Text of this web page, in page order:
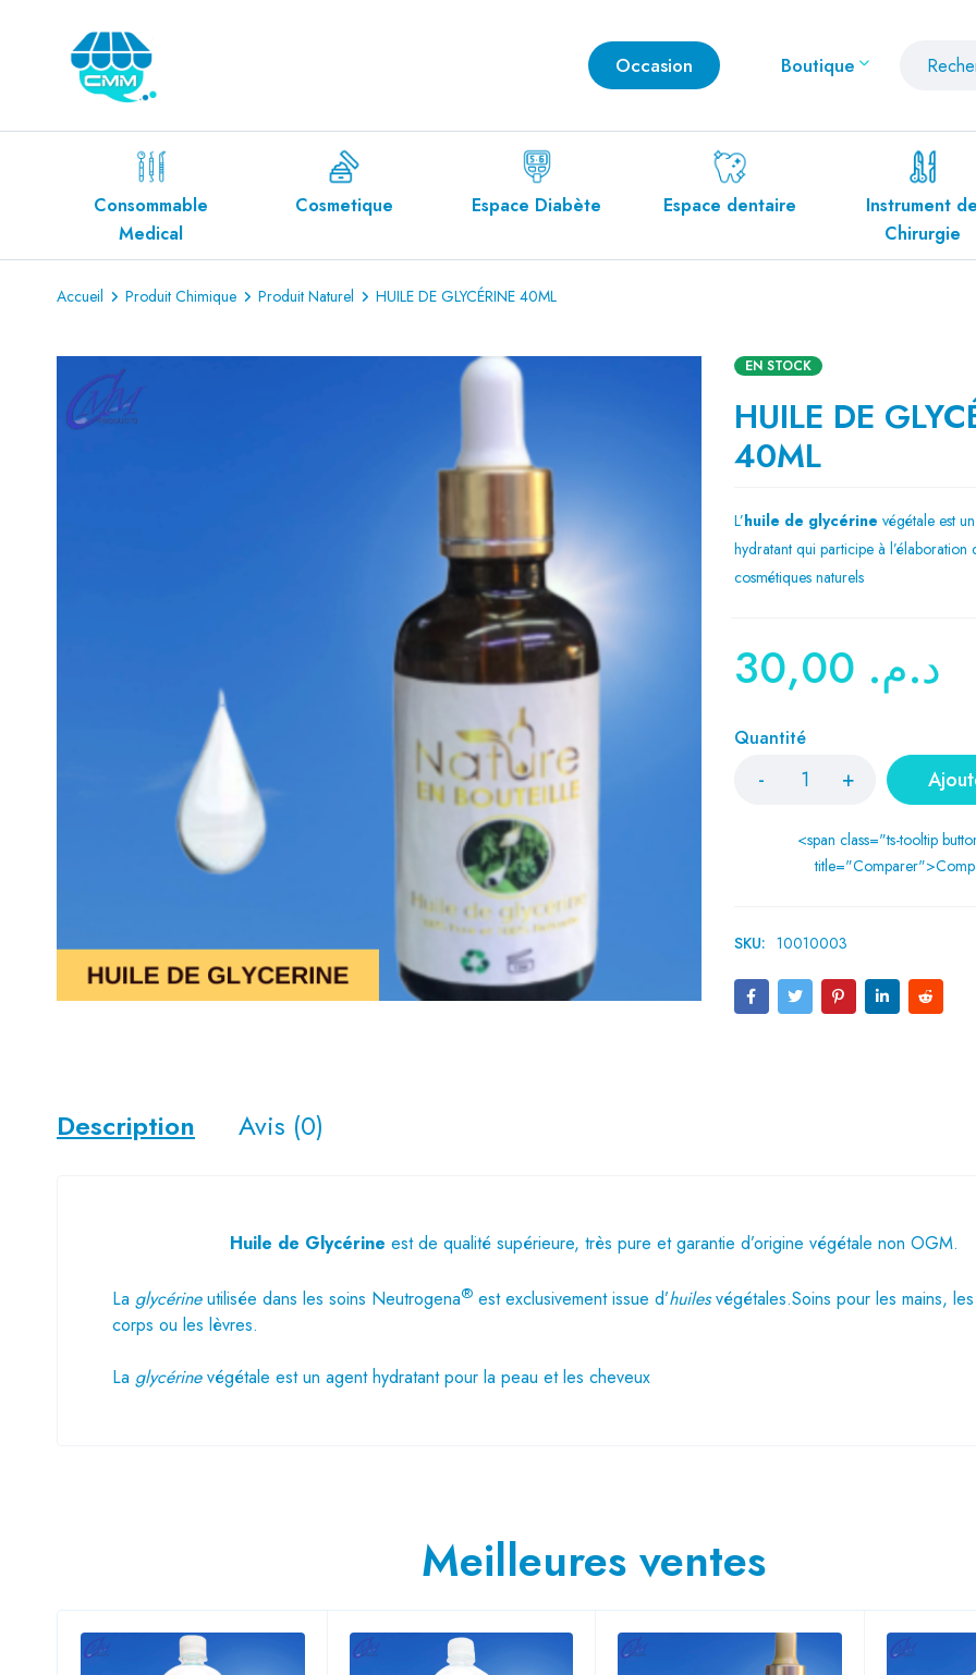
Occasion Boutique
Cosmetique Espace Diabète Espace dentaire
Instrument de
Mobilier
Accueil Produit Chimique Produit Naturel HUILE DE GLYCÉRINE 40ML
EN STOCK
HUILE DE
40ML
L’huile de glycérine végétale est
hydratant qui participe à
cosmétiques naturels
د.م.
Quantité
<span class="ts-tooltip
SKU: 10010003
Description Avis (0)
Huile de Glycérine est de qualité supérieure, très pure et garantie d’origine végétale non OGM.
La glycérineutilisée dans les soins Neutrogena® est exclusivement issue d’huilesvégétales.Soins pour les mains,
corps ou les lèvres.
La glycérinevégétale est un agent hydratant pour la peau et les cheveux
Meilleures ventes